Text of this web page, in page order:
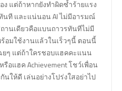
ง แต่ถ้าหากยังทำผิดซ้ำร้ายแรง
นที และแน่นอน AI ไม่มีอารมณ์
นเดียวคือแบนถาวรทันทีไม่มี
อมใช้งานแล้วในเร็วๆนี้ ตอนนี้
ยๆ แต่ถ้าใครชอบแฮคคะแนน
อแฮค Achievement โชว์เพื่อน
ให้ดี เล่นอย่างโปร่งใสอย่าไป